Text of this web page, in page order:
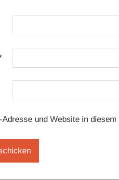
Adresse und Website in